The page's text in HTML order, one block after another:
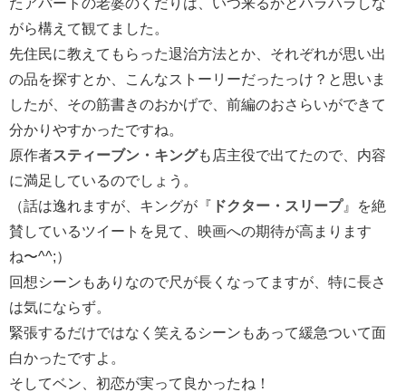
がら構えて観てました。
先住民に教えてもらった退治方法とか、それぞれが思い出
の品を探すとか、こんなストーリーだったっけ？と思いま
したが、その筋書きのおかげで、前編のおさらいができて
分かりやすかったですね。
原作者スティーブン・キングも店主役で出てたので、内容
に満足しているのでしょう。
（話は逸れますが、キングが『 ドクター・スリープ』を絶
賛しているツイートを見て、映画への期待が高まります
ね〜^^;）
回想シーンもありなので尺が長くなってますが、特に長さ
は気にならず。
緊張するだけではなく笑えるシーンもあって緩急ついて面
白かったですよ。
そしてベン、初恋が実って良かったね！